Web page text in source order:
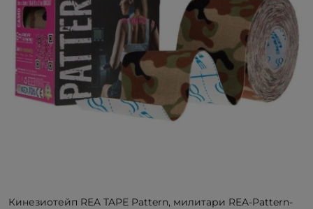
Кинезиотейп REA TAPE Pattern, милитари REA-Pattern-